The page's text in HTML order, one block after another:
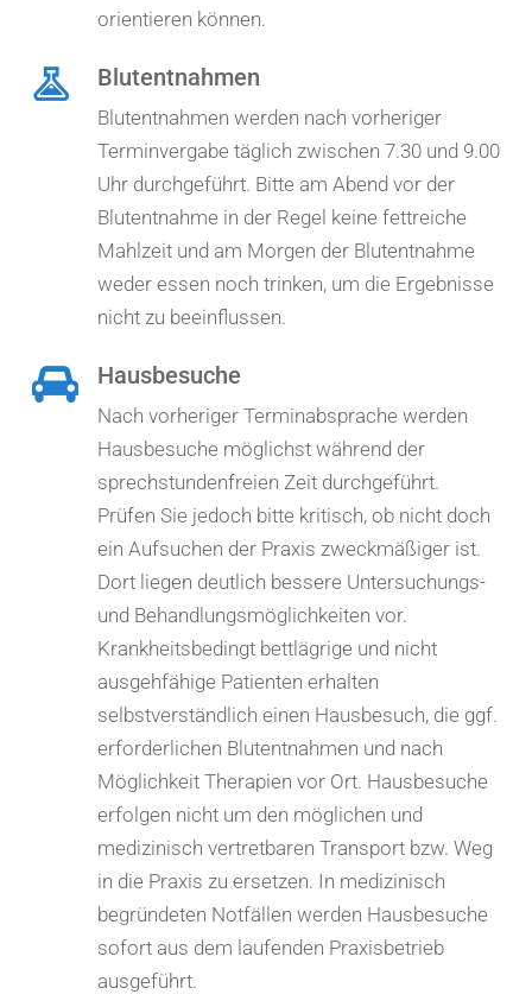
orientieren können.
Blutentnahmen
Blutentnahmen werden nach vorheriger
Terminvergabe täglich zwischen 7.30 und 9.00
Uhr durchgeführt. Bitte am Abend vor der
Blutentnahme in der Regel keine fettreiche
Mahlzeit und am Morgen der Blutentnahme
weder essen noch trinken, um die Ergebnisse
nicht zu beeinflussen.
Hausbesuche
Nach vorheriger Terminabsprache werden
Hausbesuche möglichst während der
sprechstundenfreien Zeit durchgeführt.
Prüfen Sie jedoch bitte kritisch, ob nicht doch
ein Aufsuchen der Praxis zweckmäßiger ist.
Dort liegen deutlich bessere Untersuchungs-
und Behandlungsmöglichkeiten vor.
Krankheitsbedingt bettlägrige und nicht
ausgehfähige Patienten erhalten
selbstverständlich einen Hausbesuch, die ggf.
erforderlichen Blutentnahmen und nach
Möglichkeit Therapien vor Ort. Hausbesuche
erfolgen nicht um den möglichen und
medizinisch vertretbaren Transport bzw. Weg
in die Praxis zu ersetzen. In medizinisch
begründeten Notfällen werden Hausbesuche
sofort aus dem laufenden Praxisbetrieb
ausgeführt.